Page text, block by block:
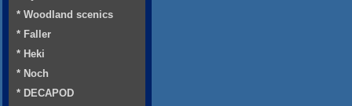
* Woodland scenics
* Faller
* Heki
* Noch
* DECAPOD